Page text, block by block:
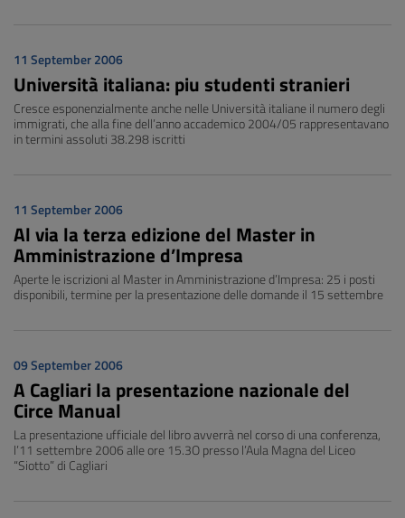
11 September 2006
Università italiana: piu studenti stranieri
Cresce esponenzialmente anche nelle Università italiane il numero degli
immigrati, che alla fine dell’anno accademico 2004/05 rappresentavano
in termini assoluti 38.298 iscritti
11 September 2006
Al via la terza edizione del Master in
Amministrazione d’Impresa
Aperte le iscrizioni al Master in Amministrazione d’Impresa: 25 i posti
disponibili, termine per la presentazione delle domande il 15 settembre
09 September 2006
A Cagliari la presentazione nazionale del
Circe Manual
La presentazione ufficiale del libro avverrà nel corso di una conferenza,
l’11 settembre 2006 alle ore 15.3O presso l’Aula Magna del Liceo
“Siotto” di Cagliari